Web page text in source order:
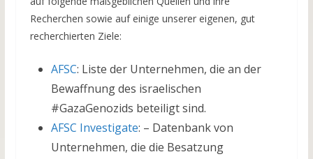
Recherchen sowie auf einige unserer eigenen, gut
recherchierten Ziele:
AFSC: Liste der Unternehmen, die an der
Bewaffnung des israelischen
#GazaGenozids beteiligt sind.
AFSC Investigate: – Datenbank von
Unternehmen, die die Besatzung